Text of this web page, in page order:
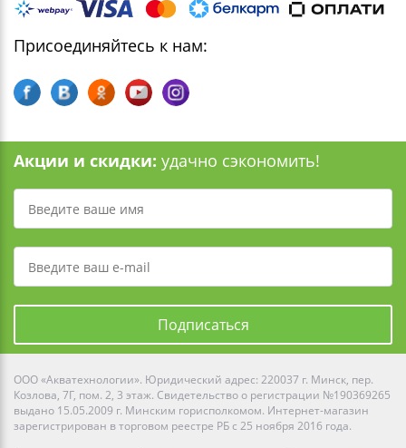
Присоединяйтесь к нам:
Акции и скидки: удачно сэкономить!
Подписаться
ООО «Акватехнологии». Юридический адрес: 220037 г. Минск, пер.
Козлова, 7Г, пом. 2, 3 этаж. Свидетельство о регистрации №190369265
выдано 15.05.2009 г. Минским горисполкомом. Интернет-магазин
зарегистрирован в торговом реестре РБ с 25 ноября 2016 года.